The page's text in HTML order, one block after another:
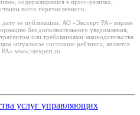
содержащимися в пресс-релизах,
всего перечисленного.
дату её публикации. АО «Эксперт РА» вправе
без дополнительного уведомления,
или требованиями законодательства
актуальное состояние рейтинга, является
www.raexpert.ru.
услуг управляющих